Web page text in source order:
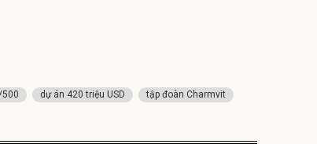
dự án 420 triệu USD
tập đoàn Charmvit